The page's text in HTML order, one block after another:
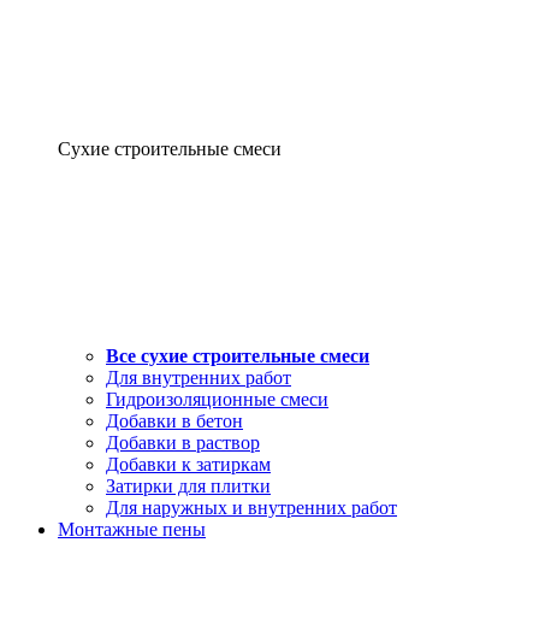
Сухие строительные смеси
Все сухие строительные смеси
Для внутренних работ
Гидроизоляционные смеси
Добавки в бетон
Добавки в раствор
Добавки к затиркам
Затирки для плитки
Для наружных и внутренних работ
Монтажные пены